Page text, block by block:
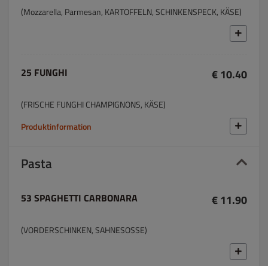
(Mozzarella, Parmesan, KARTOFFELN, SCHINKENSPECK, KÄSE)
25 FUNGHI € 10.40
(FRISCHE FUNGHI CHAMPIGNONS, KÄSE)
Produktinformation
Pasta
53 SPAGHETTI CARBONARA € 11.90
(VORDERSCHINKEN, SAHNESOSSE)